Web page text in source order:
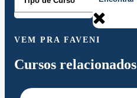
VEM PRA FAVENI
Cursos relacionados